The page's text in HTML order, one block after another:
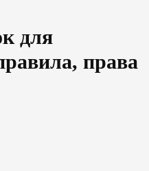
для
права